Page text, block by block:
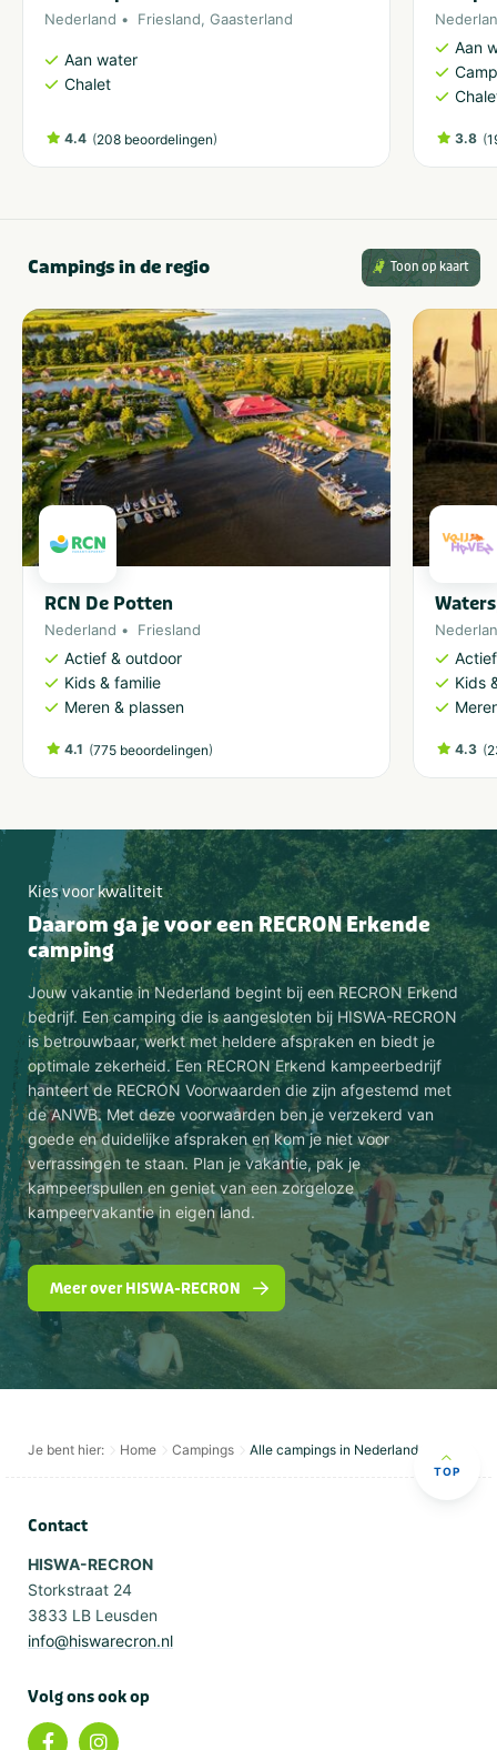
Nederland Friesland, Gaasterland
Aan water
Chalet
4.4 (208 beoordelingen)
Aan
3.8 (
Campings in de regio Toon op kaart
RCN De Potten
Nederland Friesland
Actief & outdoor
Kids & familie
Meren & plassen
4.1 (775 beoordelingen)
Kids
4.3 (
Kies voor kwaliteit
Daarom ga je voor een RECRON Erkende
camping
Jouw vakantie in Nederland begint bij een RECRON Erkend
bedrijf. Een camping die is aangesloten bij HISWA-RECRON
is betrouwbaar, werkt met heldere afspraken en biedt je
optimale zekerheid. Een RECRON Erkend kampeerbedrijf
hanteert de RECRON Voorwaarden die zijn afgestemd met
de ANWB. Met deze voorwaarden ben je verzekerd van
goede en duidelijke afspraken en kom je niet voor
verrassingen te staan. Plan je vakantie, pak je
kampeerspullen en geniet van een zorgeloze
kampeervakantie in eigen land.
Meer over HISWA-RECRON
Je bent hier: Home Campings Alle campings in Nederland
TOP
Contact
HISWA-RECRON
Storkstraat 24
3833 LB Leusden
info@hiswarecron.nl
Volg ons ook op